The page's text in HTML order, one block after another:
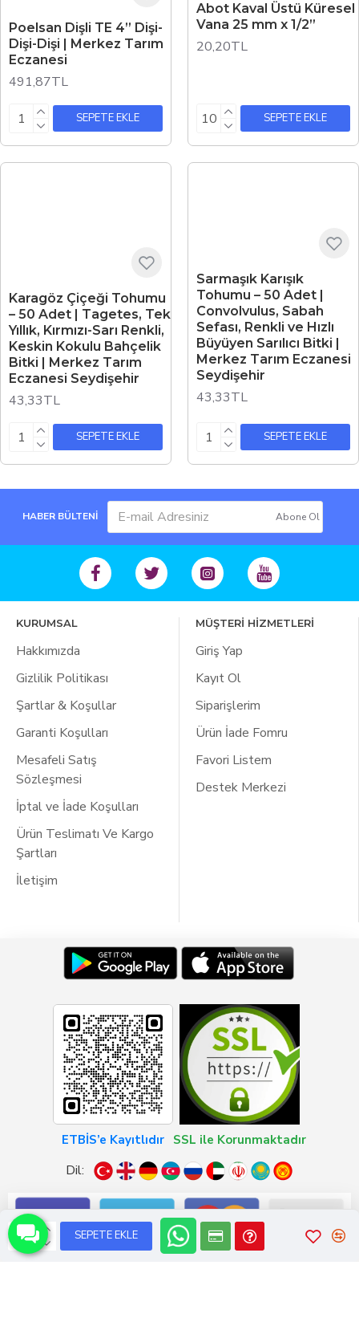
SEPETE EKLE
Poelsan Dişli TE 4” Dişi-
Dişi-Dişi | Merkez Tarım
Eczanesi
491,87TL
SEPETE EKLE
Abot Kaval Üstü Küresel
Vana 25 mm x 1/2”
20,20TL
SEPETE EKLE
Karagöz Çiçeği Tohumu
– 50 Adet | Tagetes, Tek
Yıllık, Kırmızı-Sarı Renkli,
Keskin Kokulu Bahçelik
Bitki | Merkez Tarım
Eczanesi Seydişehir
43,33TL
SEPETE EKLE
Sarmaşık Karışık
Tohumu – 50 Adet |
Convolvulus, Sabah
Sefası, Renkli ve Hızlı
Büyüyen Sarılıcı Bitki |
Merkez Tarım Eczanesi
Seydişehir
43,33TL
SEPETE EKLE
HABER BÜLTENİ Abone Ol
KURUMSAL
Hakkımızda
Gizlilik Politikası
Şartlar & Koşullar
Garanti Koşulları
Mesafeli Satış
Sözleşmesi
İptal ve İade Koşulları
Ürün Teslimatı Ve Kargo
Şartları
İletişim
MÜŞTERİ HİZMETLERİ
Giriş Yap
Kayıt Ol
Siparişlerim
Ürün İade Fomru
Favori Listem
Destek Merkezi
ETBİS’e Kayıtlıdır SSL ile Korunmaktadır
Dil: